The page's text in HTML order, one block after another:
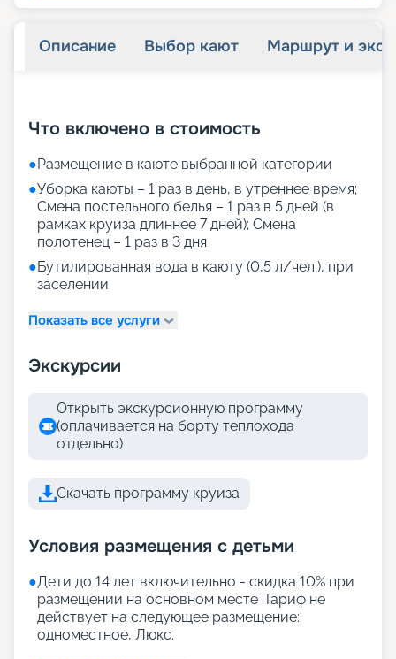
Описание Выбор кают Маршрут и
Что включено в стоимость
●Размещение в каюте выбранной категории
●Уборка каюты – 1 раз в день, в утреннее время;
Смена постельного белья – 1 раз в 5 дней (в
рамках круиза длиннее 7 дней); Смена
полотенец – 1 раз в 3 дня
●Бутилированная вода в каюту (0,5 л/чел.), при
заселении
Показать все услуги
Экскурсии
Открыть экскурсионную программу
(оплачивается на борту теплохода
отдельно)
Скачать программу круиза
Условия размещения с детьми
●Дети до 14 лет включительно - скидка 10% при
размещении на основном месте .Тариф не
действует на следующее размещение:
одноместное, Люкс.